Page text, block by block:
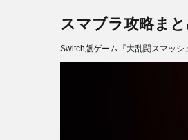
スマブラ攻略ま
Switch版ゲーム『大乱闘スマッシ